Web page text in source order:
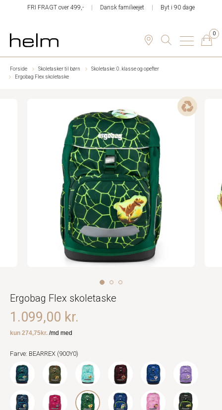
FRI FRAGT over 499,- Dansk familieejet Byt i 90 dage
0
Forside Skoletasker til børn
Skoletaske: 0. klasse og opefter
Ergobag Flex skoletaske
Ergobag Flex skoletaske
1.099,00 kr.
Farve: BEARREX (900Y0)